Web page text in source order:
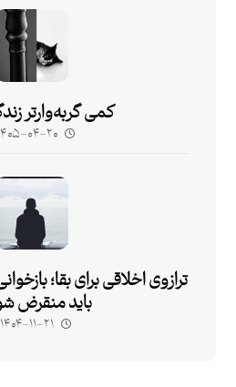
کمی گربه‌وارتر
۱۴۰۵-۰۴-
ترازوی اخلاقی برای بقا؛
باید منقرض
۱۴۰۴-۱۱-۲۱